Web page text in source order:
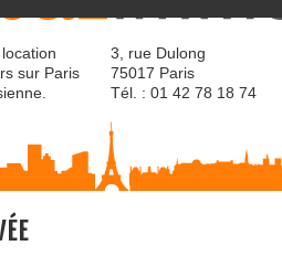
sur Paris
3, rue Dulong
75017 Paris
Tél. : 01 42 78 18 74